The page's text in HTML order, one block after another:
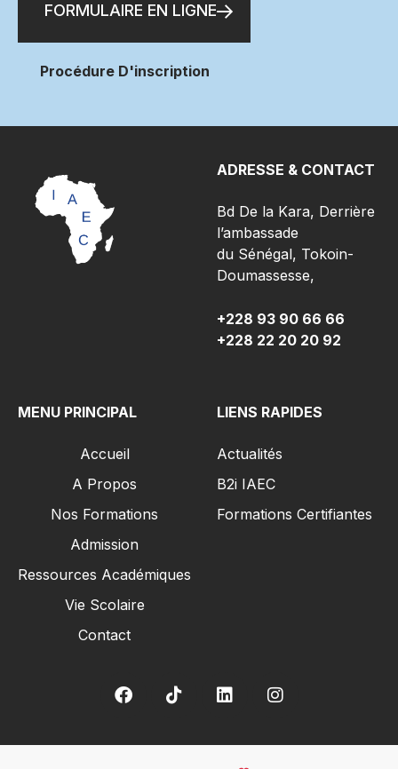
FORMULAIRE EN LIGNE
Procédure D'inscription
ADRESSE & CONTACT
Bd De la Kara, Derrière
l’ambassade
du Sénégal, Tokoin-
Doumassesse,
+228 93 90 66 66
+228 22 20 20 92
MENU PRINCIPAL
Accueil
A Propos
Nos Formations
Admission
Ressources Académiques
Vie Scolaire
Contact
LIENS RAPIDES
Actualités
B2i IAEC
Formations Certifiantes